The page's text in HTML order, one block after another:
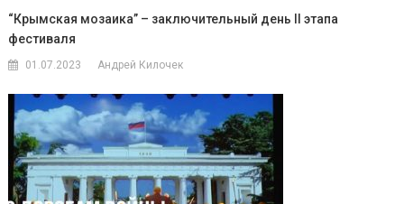
“Крымская мозаика” – заключительный день II этапа
фестиваля
01.07.2023 Андрей Килочек